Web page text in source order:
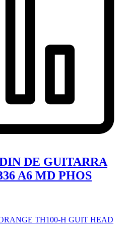
DE GUITARRA
A6 MD PHOS